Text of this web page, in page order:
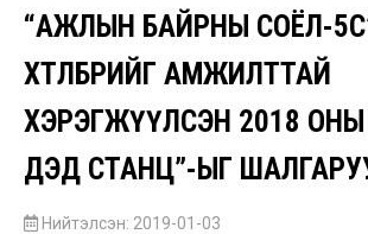
“АЖЛЫН БАЙРНЫ СОЁЛ-
ХӨТӨЛБӨРИЙГ АМЖИЛТТАЙ
ХЭРЭГЖҮҮЛСЭН 2018
ДЭД СТАНЦ”-ЫГ
Нийтэлсэн: 2019-01-03